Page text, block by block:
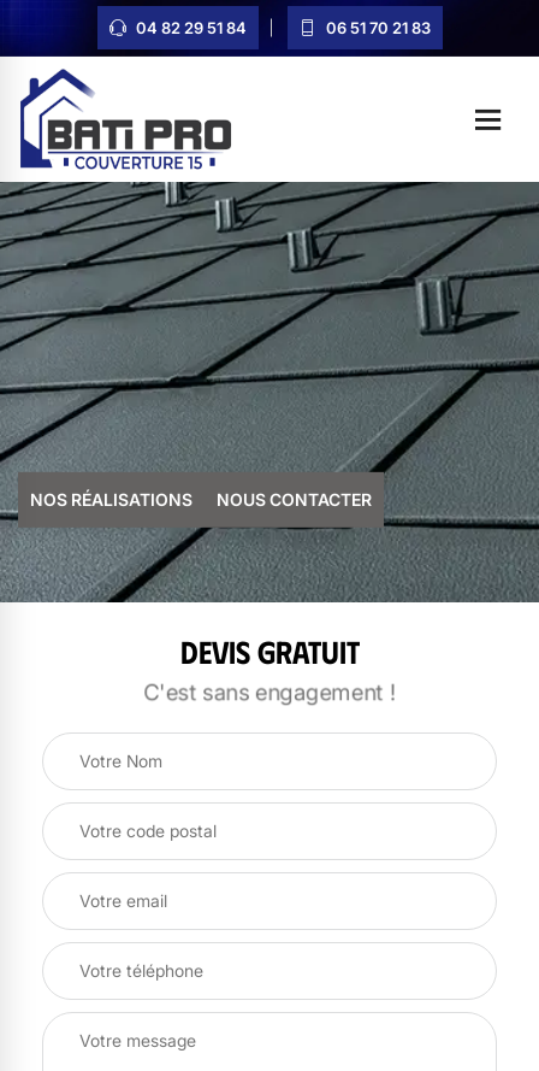
04 82 29 51 84 06 51 70 21 83
NOS RÉALISATIONS NOUS CONTACTER
Devis gratuit
C'est sans engagement !